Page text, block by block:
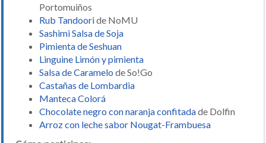
Portomuiños
Rub Tandooride NoMU
Sashimi Salsa de Soja
Pimienta de Seshuan
Linguine Limón y pimienta
Salsa de Caramelo de So!Go
Castañas de Lombardia
Manteca Colorá
Chocolate negro con naranja confitadade Dolfin
Arroz con leche sabor Nougat-Frambuesa